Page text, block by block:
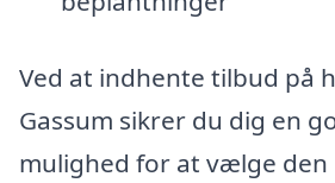
Ved at indhente tilbud på
Gassum sikrer du dig en
mulighed for at vælge den